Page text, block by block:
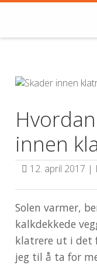
innen
12. april 2017 |
Solen varmer,
kalkdekkede
klatrere ut i det
jeg til å ta for